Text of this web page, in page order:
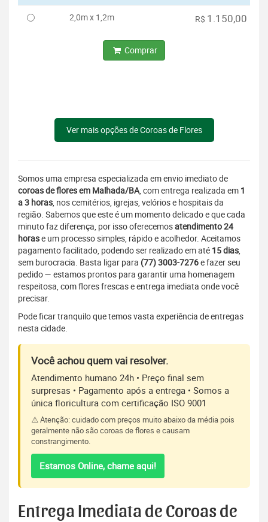
2,0m x 1,2m R$ 1.150,00
Comprar
Ver mais opções de Coroas de Flores
Somos uma empresa especializada em envio imediato de
coroas de flores em Malhada/BA, com entrega realizada em 1
a 3 horas, nos cemitérios, igrejas, velórios e hospitais da
região. Sabemos que este é um momento delicado e que cada
minuto faz diferença, por isso oferecemosatendimento 24
horase um processo simples, rápido e acolhedor. Aceitamos
pagamento facilitado, podendo ser realizado em até 15 dias,
sem burocracia. Basta ligar para (77) 3003-7276e fazer seu
pedido — estamos prontos para garantir uma homenagem
respeitosa, com flores frescas e entrega imediata onde você
precisar.
Pode ficar tranquilo que temos vasta experiência de entregas
nesta cidade.
Você achou quem vai resolver.
Atendimento humano 24h • Preço final sem
surpresas • Pagamento após a entrega • Somos a
única floricultura com certificação ISO 9001
⚠️ Atenção: cuidado com preços muito abaixo da média pois
geralmente não são coroas de flores e causam
constrangimento.
Estamos Online, chame aqui!
Entrega Imediata de Coroas de